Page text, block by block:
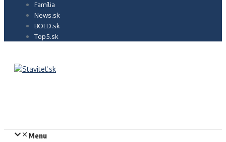
Família
News.sk
BOLD.sk
Top5.sk
Menu